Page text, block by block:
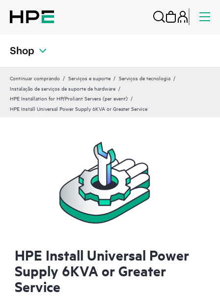
Shop
Continuar comprando Serviços e suporte
Serviços de tecnologia
Instalação de serviços de suporte de hardware
HPE Installation for HP/Proliant Servers (per event)
HPE Install Universal Power Supply 6KVA or Greater Service
HPE Install Universal Power
Supply 6KVA or Greater
Service